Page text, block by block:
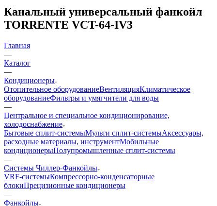
Канальный универсальный фанкойл
TORRENTE VCT-64-IV3
Главная
—
Каталог
—
Кондиционеры
Отопительное оборудованиеВентиляцияКлиматическое
оборудованиеФильтры и умягчители для воды
—
Центральное и специальное кондиционирование,
холодоснабжение
Бытовые сплит-системыМульти сплит-системыАксессуары,
расходные материалы, инструментМобильные
кондиционерыПолупромышленные сплит-системы
—
Системы Чиллер-Фанкойлы
VRF-системыКомпрессорно-конденсаторные
блокиПрецизионные кондиционеры
—
Фанкойлы